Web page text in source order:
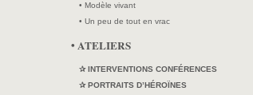
• Modèle vivant
• Un peu de tout en vrac
• ATELIERS
✰ INTERVENTIONS CONFÉRENCES
✰ PORTRAITS D’HÉROÏNES